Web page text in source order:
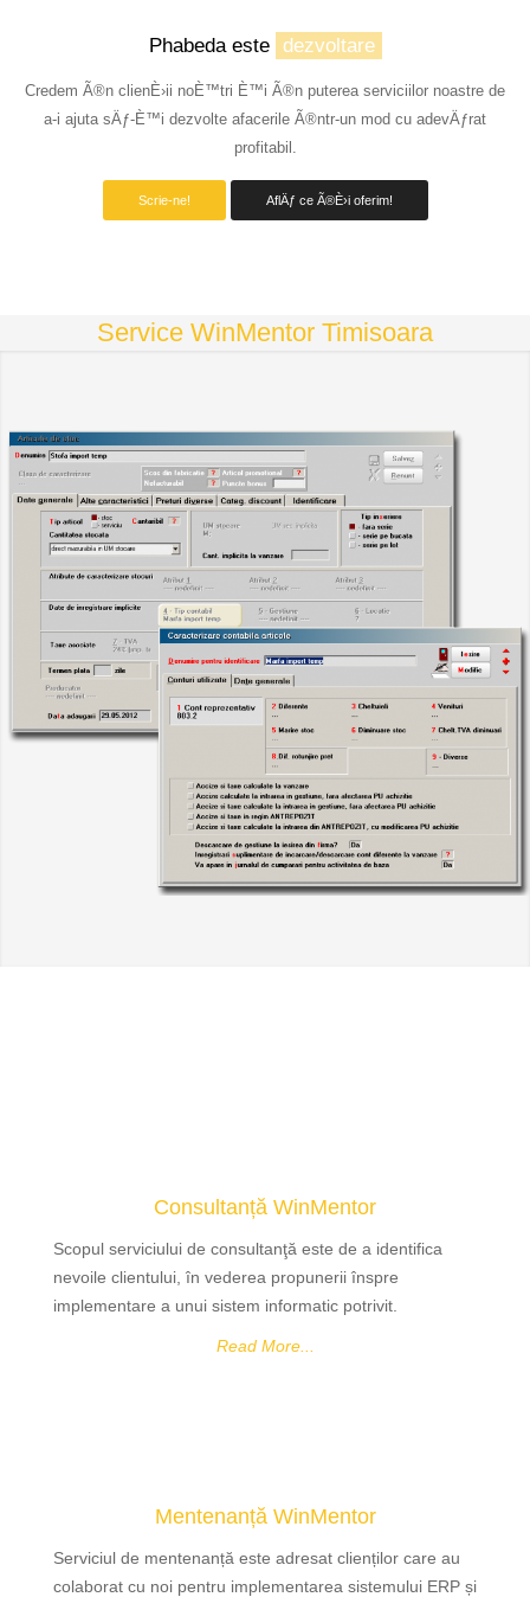
Phabeda este dezvoltare
Credem Ã®n clienÈ›ii noÈ™tri È™i Ã®n puterea serviciilor noastre de
a-i ajuta sÄƒ-È™i dezvolte afacerile Ã®ntr-un mod cu adevÄƒrat
profitabil.
Scrie-ne! AflÄƒ ce Ã®È›i oferim!
Service WinMentor Timisoara
Consultanță WinMentor
Scopul serviciului de consultanţă este de a identifica
nevoile clientului, în vederea propunerii înspre
implementare a unui sistem informatic potrivit.
Read More...
Mentenanță WinMentor
Serviciul de mentenanță este adresat clienților care au
colaborat cu noi pentru implementarea sistemului ERP și